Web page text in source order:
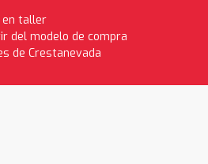
en taller
del modelo de compra
de Crestanevada